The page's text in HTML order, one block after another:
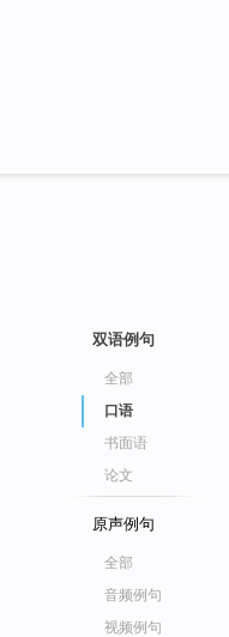
双语例句
全部
口语
书面语
论文
原声例句
全部
音频例句
视频例句